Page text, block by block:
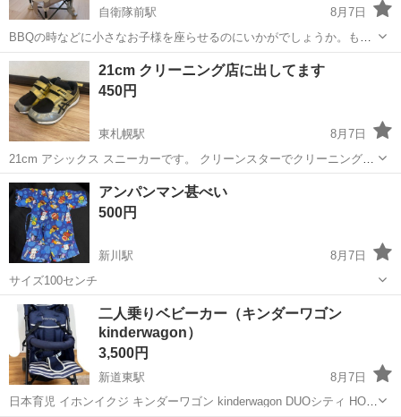
自衛隊前駅
8月7日
BBQの時などに小さなお子様を座らせるのにいかがでしょうか。もち
ろん室内でお食事の時にも！ 3回ほど使いました。使用回数は少ない
ですが外での使用でしたので足の底などに多少汚れ、傷はあります。
北海道 札幌市 自衛隊前駅 ベビー用品
21cm クリーニング店に出してます
450円
東札幌駅
8月7日
21cm アシックス スニーカーです。 クリーンスターでクリーニングに
出したまま 保管していました。 紐ではなくマジックテープです。
北海道 札幌市 東札幌駅 キッズ用品
アンパンマン甚べい
500円
新川駅
8月7日
サイズ100センチ
北海道 札幌市 新川駅 キッズ用品 アンパンマン
二人乗りベビーカー（キンダーワゴン
kinderwagon）
3,500円
新道東駅
8月7日
日本育児 イホンイクジ キンダーワゴン kinderwagon DUOシティ HOP